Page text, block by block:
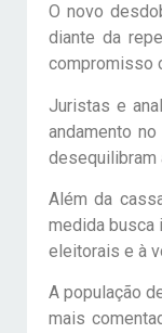
O novo
diante da
compromisso
Juristas e
andamento
desequilibram
Além da
medida busca
eleitorais e à
A população
mais